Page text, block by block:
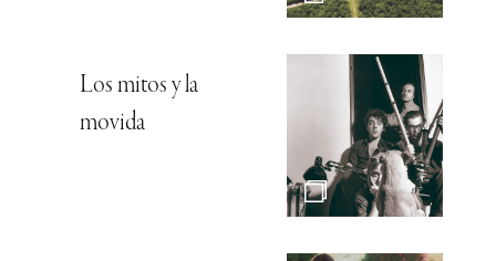
Los mitos y la
movida